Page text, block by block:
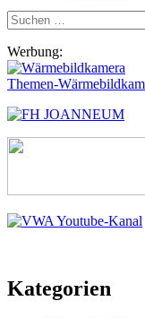
Suchen
nach:
Werbung:
Themen-
Kategorien